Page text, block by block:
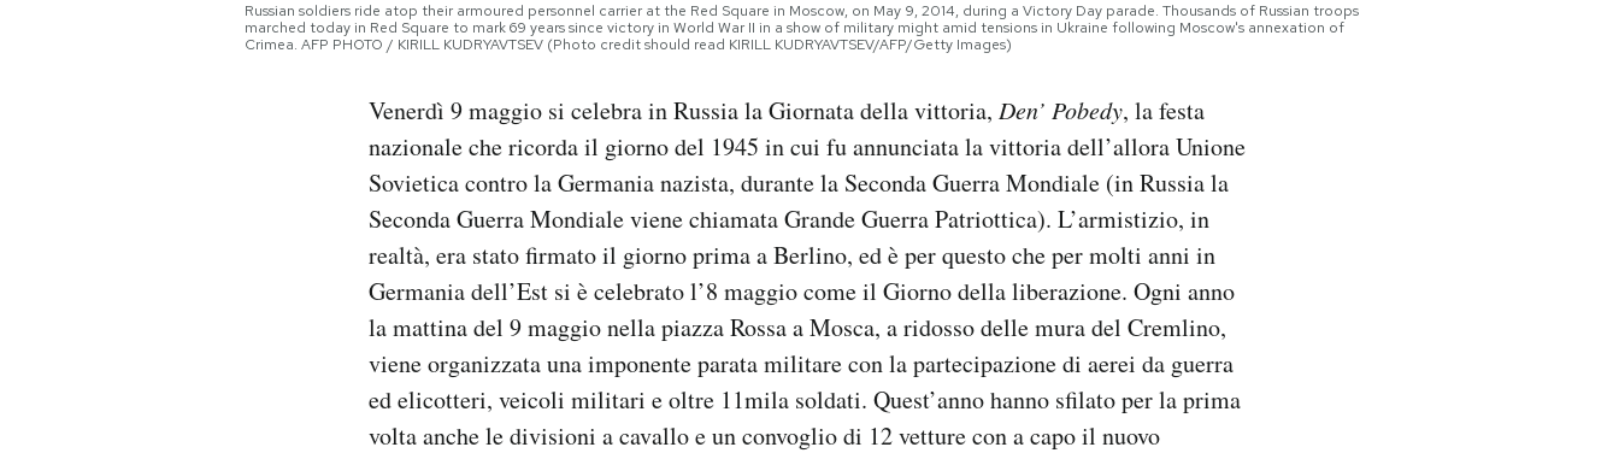
Russian soldiers ride atop their armoured personnel carrier at the Red Square in Moscow, on May 9, 2014, during a Victory Day parade. Thousands of Russian troops
marched today in Red Square to mark 69 years since victory in World War II in a show of military might amid tensions in Ukraine following Moscow's annexation of
Crimea. AFP PHOTO / KIRILL KUDRYAVTSEV (Photo credit should read KIRILL KUDRYAVTSEV/AFP/Getty Images)
Venerdì 9 maggio si celebra in Russia la Giornata della vittoria, Den’ Pobedy, la festa
nazionale che ricorda il giorno del 1945 in cui fu annunciata la vittoria dell’allora Unione
Sovietica contro la Germania nazista, durante la Seconda Guerra Mondiale (in Russia la
Seconda Guerra Mondiale viene chiamata Grande Guerra Patriottica). L’armistizio, in
realtà, era stato firmato il giorno prima a Berlino, ed è per questo che per molti anni in
Germania dell’Est si è celebrato l’8 maggio come il Giorno della liberazione. Ogni anno
la mattina del 9 maggio nella piazza Rossa a Mosca, a ridosso delle mura del Cremlino,
viene organizzata una imponente parata militare con la partecipazione di aerei da guerra
ed elicotteri, veicoli militari e oltre 11mila soldati. Quest’anno hanno sfilato per la prima
volta anche le divisioni a cavallo e un convoglio di 12 vetture con a capo il nuovo